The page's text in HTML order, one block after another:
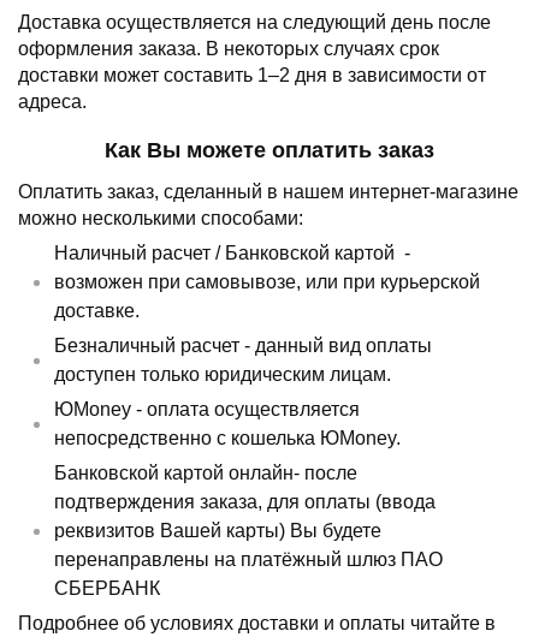
Доставка осуществляется на следующий день после
оформления заказа. В некоторых случаях срок
доставки может составить 1–2 дня в зависимости от
адреса.
Как Вы можете оплатить заказ
Оплатить заказ, сделанный в нашем интернет-магазине
можно несколькими способами:
Наличный расчет / Банковской картой -
возможен при самовывозе, или при курьерской
доставке.
Безналичный расчет - данный вид оплаты
доступен только юридическим лицам.
ЮMoney - оплата осуществляется
непосредственно с кошелька ЮMoney.
Банковской картой онлайн- после
подтверждения заказа, для оплаты (ввода
реквизитов Вашей карты) Вы будете
перенаправлены на платёжный шлюз ПАО
СБЕРБАНК
Подробнее об условиях доставки и оплаты читайте в